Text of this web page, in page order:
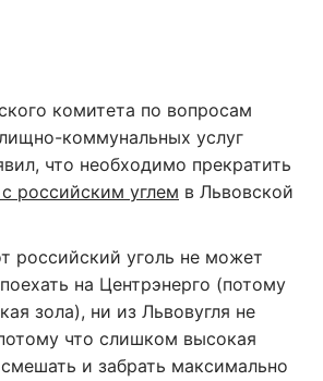
комитета по вопросам
коммунальных услуг
что необходимо прекратить
российским углем в Львовской
российский уголь не может
на Центрэнерго (потому
зола), ни из Львовугля не
что слишком высокая
и забрать максимально